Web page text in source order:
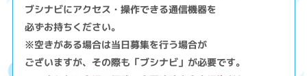
ブシナビにアクセス・操作できる通信機器を
必ずお持ちください。
※空きがある場合は当日募集を行う場合が
ございますが、その際も「ブシナビ」が必要です。